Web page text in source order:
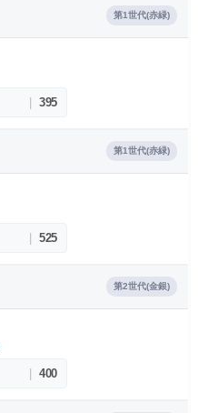
第1世代(赤緑)
| 395
第1世代(赤緑)
| 525
第2世代(金銀)
| 400